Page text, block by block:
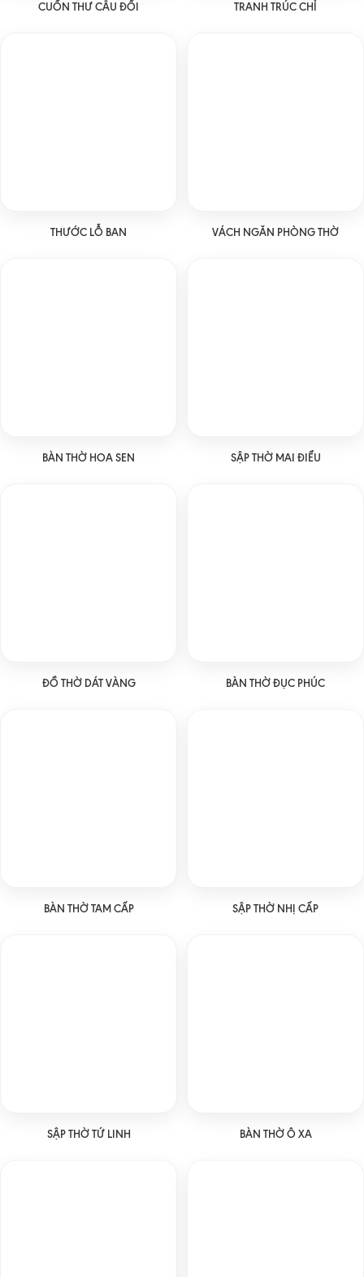
CUỐN THƯ CÂU ĐỐI TRANH TRÚC CHỈ
THƯỚC LỖ BAN VÁCH NGĂN PHÒNG THỜ
BÀN THỜ HOA SEN SẬP THỜ MAI ĐIỂU
ĐỒ THỜ DÁT VÀNG BÀN THỜ ĐỤC PHÚC
BÀN THỜ TAM CẤP SẬP THỜ NHỊ CẤP
SẬP THỜ TỨ LINH BÀN THỜ Ô XA